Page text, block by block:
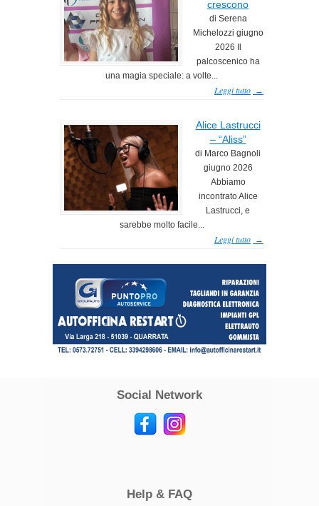
crescono
di Serena
Michelozzi giugno
2026 Il
palcoscenico ha
una magia speciale: a volte...
Leggi tutto →
Alice Lastrucci
– “Aliss”
di Marco Bagnoli
giugno 2026
Abbiamo
incontrato Alice
Lastrucci, e
sarebbe molto facile...
Leggi tutto →
Social Network
Help & FAQ